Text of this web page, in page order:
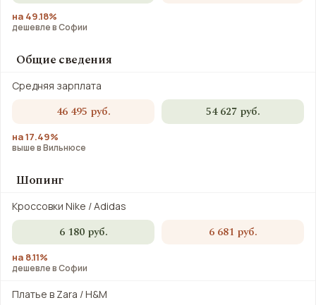
на 49.18%
дешевле в Софии
Общие сведения
Средняя зарплата
46 495 руб. 54 627 руб.
на 17.49%
выше в Вильнюсе
Шопинг
Кроссовки Nike / Adidas
6 180 руб. 6 681 руб.
на 8.11%
дешевле в Софии
Платье в Zara / H&M